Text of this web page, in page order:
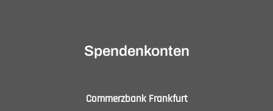
Spendenkonten
Commerzbank Frankfurt